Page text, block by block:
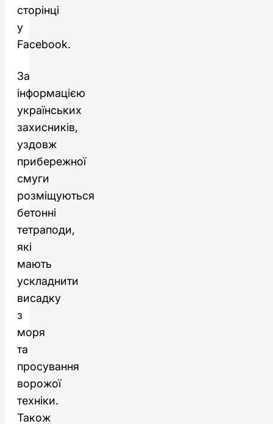
сторінці
у
Facebook.
За
інформацією
українських
захисників,
уздовж
прибережної
смуги
розміщуються
бетонні
тетраподи,
які
мають
ускладнити
висадку
з
моря
та
просування
ворожої
техніки.
Також